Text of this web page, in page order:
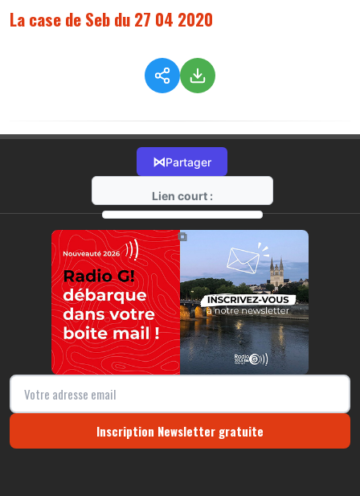
La case de Seb du 27 04 2020
⋈Partager
Lien court :
https://radio-g.fr?2094
⧉
Inscription Newsletter gratuite